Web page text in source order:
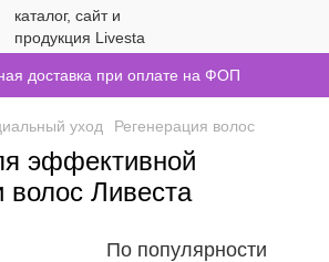
доставка при оплате на ФОП
уход Регенерация волос
эффективной
волос Ливеста
По популярности